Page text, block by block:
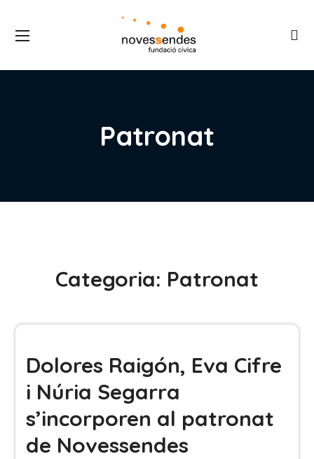
Patronat
Categoria: Patronat
Dolores Raigón, Eva Cifre
i Núria Segarra
s’incorporen al patronat
de Novessendes